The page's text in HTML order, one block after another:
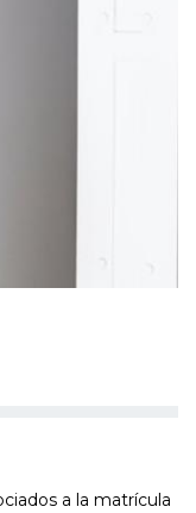
a la matrícula